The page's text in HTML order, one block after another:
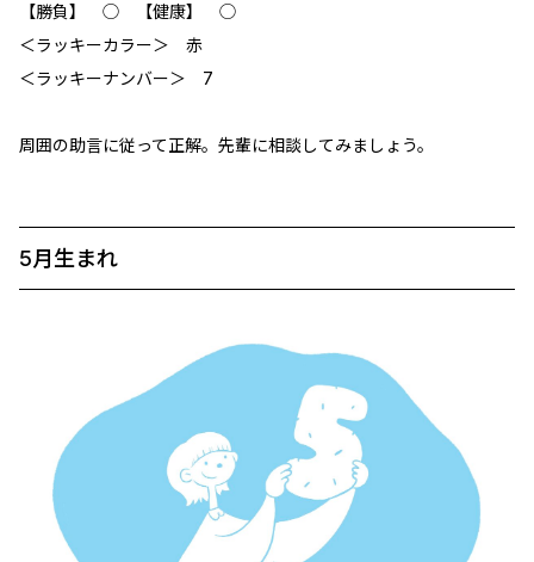
【勝負】 ◯ 【健康】 ◯
＜ラッキーカラー＞ 赤
＜ラッキーナンバー＞ 7
周囲の助言に従って正解。先輩に相談してみましょう。
5月生まれ